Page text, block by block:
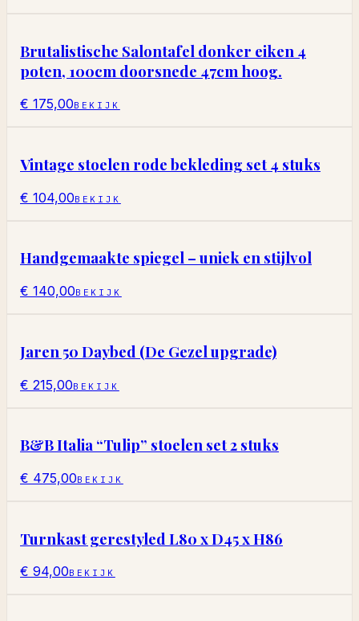
Brutalistische Salontafel donker eiken 4
poten, 100cm doorsnede 47cm hoog.
€ 175,00BEKIJK
Vintage stoelen rode bekleding set 4 stuks
€ 104,00BEKIJK
Handgemaakte spiegel – uniek en stijlvol
€ 140,00BEKIJK
Jaren 50 Daybed (De Gezel upgrade)
€ 215,00BEKIJK
B&B Italia “Tulip” stoelen set 2 stuks
€ 475,00BEKIJK
Turnkast gerestyled L80 x D45 x H86
€ 94,00BEKIJK